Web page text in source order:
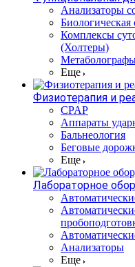
Анализаторы
Комплексы
(Холтеры)
Еще
Физиотерапия и
CPAP
Аппараты
Бальнеология
Беговые
Еще
Лабораторное
Анализаторы
Еще